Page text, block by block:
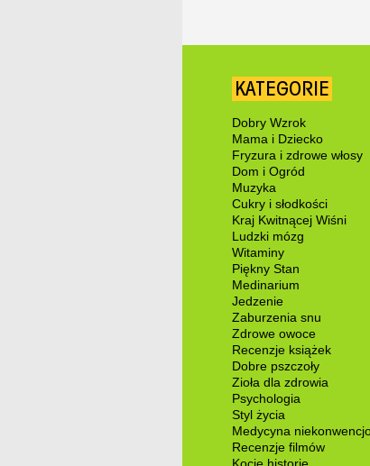
KATEGORIE
Dobry Wzrok
Mama i Dziecko
Fryzura i zdrowe włosy
Dom i Ogród
Muzyka
Cukry i słodkości
Kraj Kwitnącej Wiśni
Ludzki mózg
Witaminy
Piękny Stan
Medinarium
Jedzenie
Zaburzenia snu
Zdrowe owoce
Recenzje książek
Dobre pszczoły
Zioła dla zdrowia
Psychologia
Styl życia
Medycyna
Recenzje filmów